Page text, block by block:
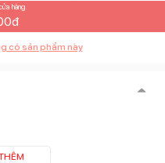
hàng
đ
có sản phẩm này